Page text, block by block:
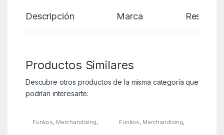
Descripción Marca Reseñas
Productos Similares
Descubre otros productos de la misma categoría que
podrían interesarte:
Funkos, Merchandising, Funkos, Merchandising,